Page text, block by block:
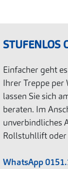
Einfacher geht
Ihrer Treppe per
lassen Sie sich
beraten. Im
unverbindliches
Rollstuhllift
WhatsApp